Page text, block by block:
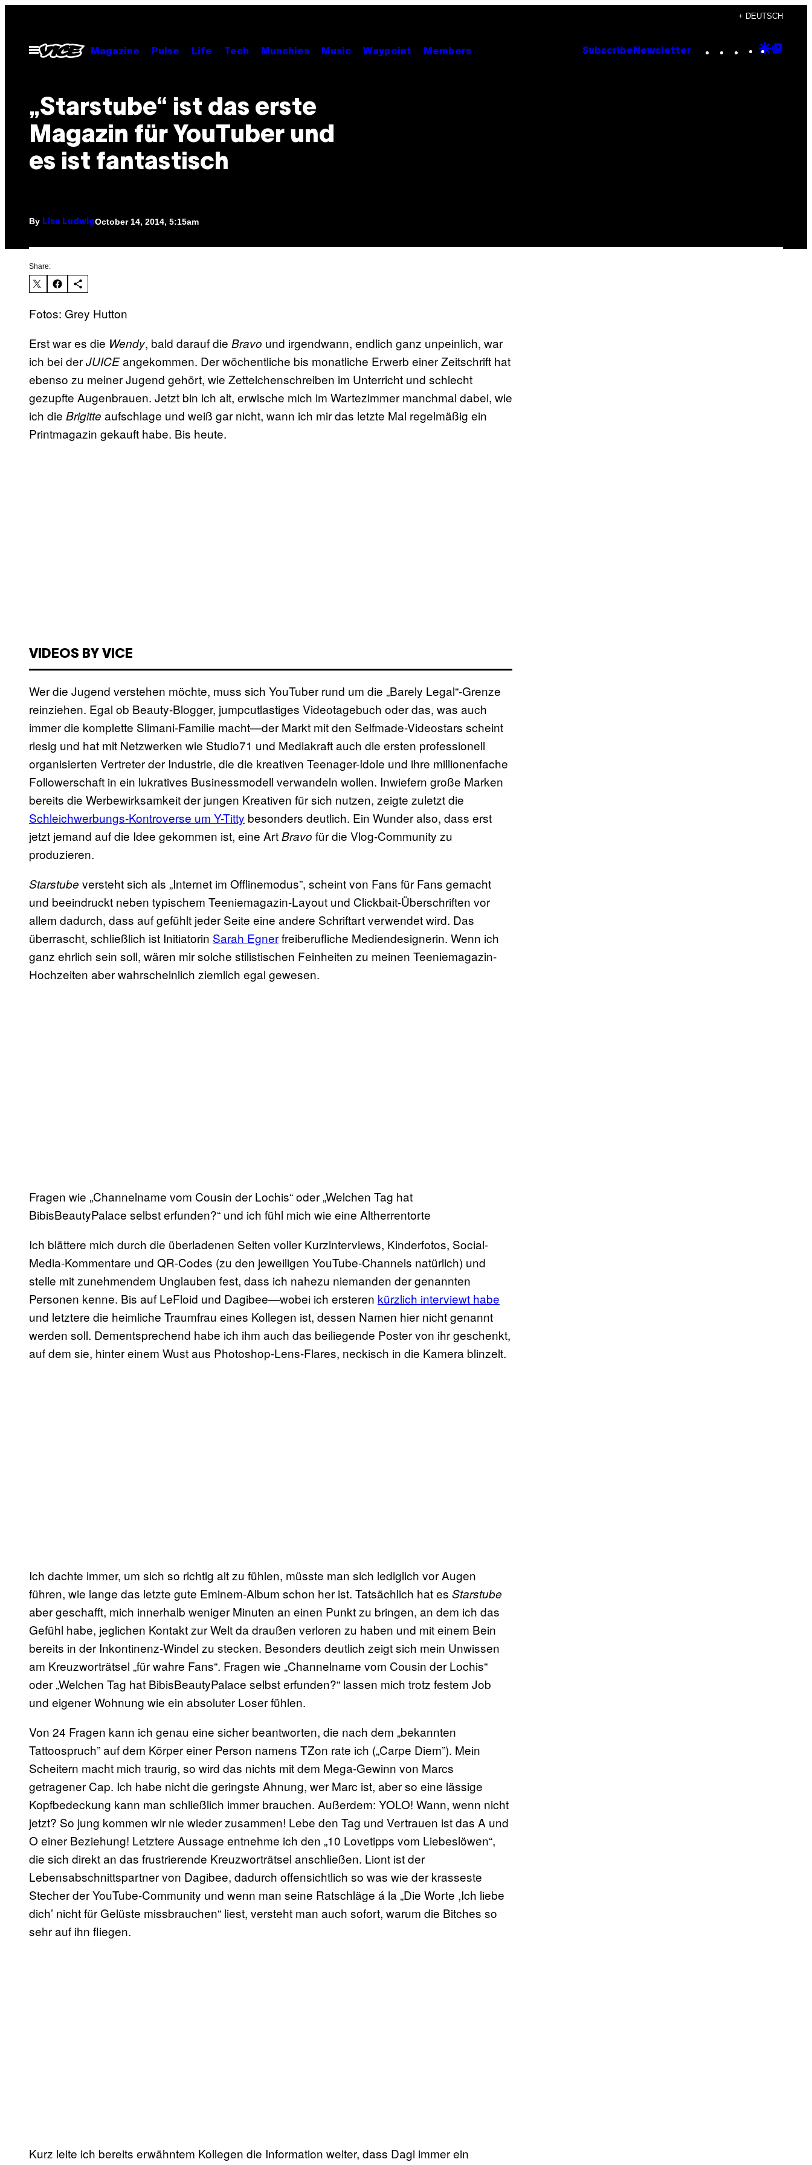
content
+ DEUTSCH
Open
Menu
Magazine Pulse Life Tech Munchies Music Waypoint Members Subscribe Newsletter Instagram
TikTok
YouTube
Google
„Starstube“ ist das erste
Magazin für YouTuber und
es ist fantastisch
By Lisa Ludwig October 14, 2014, 5:15am
Share:
Fotos: Grey Hutton
Erst war es die Wendy, bald darauf die Bravo und irgendwann, endlich ganz unpeinlich, war
ich bei derJUICEangekommen. Der wöchentliche bis monatliche Erwerb einer Zeitschrift hat
ebenso zu meiner Jugend gehört, wie Zettelchenschreiben im Unterricht und schlecht
gezupfte Augenbrauen. Jetzt bin ich alt, erwische mich im Wartezimmer manchmal dabei, wie
ich die Brigitte aufschlage und weiß gar nicht, wann ich mir das letzte Mal regelmäßig ein
Printmagazin gekauft habe. Bis heute.
VIDEOS BY VICE
Wer die Jugend verstehen möchte, muss sich YouTuber rund um die „Barely Legal“-Grenze
reinziehen. Egal ob Beauty-Blogger, jumpcutlastiges Videotagebuch oder das, was auch
immer die komplette Slimani-Familie macht—der Markt mit den Selfmade-Videostars scheint
riesig und hat mit Netzwerken wie Studio71 und Mediakraft auch die ersten professionell
organisierten Vertreter der Industrie, die die kreativen Teenager-Idole und ihre millionenfache
Followerschaft in ein lukratives Businessmodell verwandeln wollen. Inwiefern große Marken
bereits die Werbewirksamkeit der jungen Kreativen für sich nutzen, zeigte zuletzt die
Schleichwerbungs-Kontroverse um Y-Titty besonders deutlich. Ein Wunder also, dass erst
jetzt jemand auf die Idee gekommen ist, eine ArtBravo für die Vlog-Community zu
produzieren.
Starstube versteht sich als „Internet im Offlinemodus”, scheint von Fans für Fans gemacht
und beeindruckt neben typischem Teeniemagazin-Layout und Clickbait-Überschriften vor
allem dadurch, dass auf gefühlt jeder Seite eine andere Schriftart verwendet wird. Das
überrascht, schließlich ist Initiatorin Sarah Egnerfreiberufliche Mediendesignerin. Wenn ich
ganz ehrlich sein soll, wären mir solche stilistischen Feinheiten zu meinen Teeniemagazin-
Hochzeiten aber wahrscheinlich ziemlich egal gewesen.
Fragen wie „Channelname vom Cousin der Lochis“ oder „Welchen Tag hat
BibisBeautyPalace selbst erfunden?“ und ich fühl mich wie eine Altherrentorte
Ich blättere mich durch die überladenen Seiten voller Kurzinterviews, Kinderfotos, Social-
Media-Kommentare und QR-Codes (zu den jeweiligen YouTube-Channels natürlich) und
stelle mit zunehmendem Unglauben fest, dass ich nahezu niemanden der genannten
Personen kenne. Bis auf LeFloid und Dagibee—wobei ich ersteren kürzlich interviewt habe
und letztere die heimliche Traumfrau eines Kollegen ist, dessen Namen hier nicht genannt
werden soll. Dementsprechend habe ich ihm auch das beiliegende Poster von ihr geschenkt,
auf dem sie, hinter einem Wust aus Photoshop-Lens-Flares, neckisch in die Kamera blinzelt.
Ich dachte immer, um sich so richtig alt zu fühlen, müsste man sich lediglich vor Augen
führen, wie lange das letzte gute Eminem-Album schon her ist. Tatsächlich hat es Starstube
aber geschafft, mich innerhalb weniger Minuten an einen Punkt zu bringen, an dem ich das
Gefühl habe, jeglichen Kontakt zur Welt da draußen verloren zu haben und mit einem Bein
bereits in der Inkontinenz-Windel zu stecken. Besonders deutlich zeigt sich mein Unwissen
am Kreuzworträtsel „für wahre Fans“. Fragen wie „Channelname vom Cousin der Lochis“
oder „Welchen Tag hat BibisBeautyPalace selbst erfunden?“ lassen mich trotz festem Job
und eigener Wohnung wie ein absoluter Loser fühlen.
Von 24 Fragen kann ich genau eine sicher beantworten, die nach dem „bekannten
Tattoospruch” auf dem Körper einer Person namens TZon rate ich („Carpe Diem”). Mein
Scheitern macht mich traurig, so wird das nichts mit dem Mega-Gewinn von Marcs
getragener Cap. Ich habe nicht die geringste Ahnung, wer Marc ist, aber so eine lässige
Kopfbedeckung kann man schließlich immer brauchen. Außerdem: YOLO! Wann, wenn nicht
jetzt? So jung kommen wir nie wieder zusammen! Lebe den Tag und Vertrauen ist das A und
O einer Beziehung! Letztere Aussage entnehme ich den „10 Lovetipps vom Liebeslöwen“,
die sich direkt an das frustrierende Kreuzworträtsel anschließen. Liont ist der
Lebensabschnittspartner von Dagibee, dadurch offensichtlich so was wie der krasseste
Stecher der YouTube-Community und wenn man seine Ratschläge á la „Die Worte ,Ich liebe
dich’ nicht für Gelüste missbrauchen“ liest, versteht man auch sofort, warum die Bitches so
sehr auf ihn fliegen.
Kurz leite ich bereits erwähntem Kollegen die Information weiter, dass Dagi immer ein